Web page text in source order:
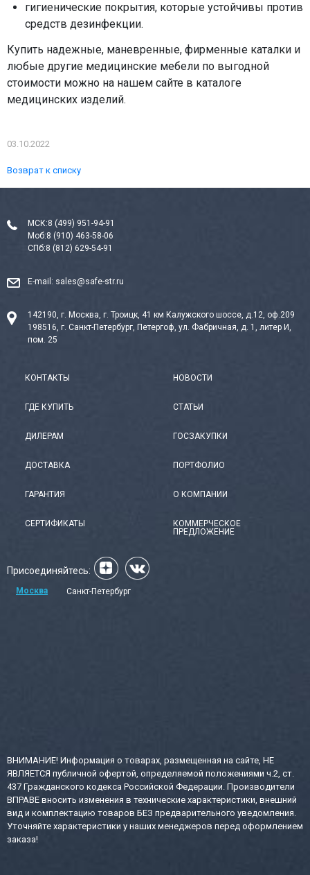
гигиенические покрытия, которые устойчивы против
средств дезинфекции.
Купить надежные, маневренные, фирменные каталки и
любые другие медицинские мебели по выгодной
стоимости можно на нашем сайте в каталоге
медицинских изделий.
03.10.2022
Возврат к списку
МСК:8 (499) 951-94-91
Моб:8 (910) 463-58-06
СПб:8 (812) 629-54-91
E-mail: sales@safe-str.ru
142190, г. Москва, г. Троицк, 41 км Калужского шоссе, д.12, оф.209
198516, г. Санкт-Петербург, Петергоф, ул. Фабричная, д. 1, литер И,
пом. 25
КОНТАКТЫ
ГДЕ КУПИТЬ
ДИЛЕРАМ
ДОСТАВКА
ГАРАНТИЯ
СЕРТИФИКАТЫ
НОВОСТИ
СТАТЬИ
ГОСЗАКУПКИ
ПОРТФОЛИО
О КОМПАНИИ
КОММЕРЧЕСКОЕ
ПРЕДЛОЖЕНИЕ
Присоединяйтесь:
Москва Санкт-Петербург
ВНИМАНИЕ! Информация о товарах, размещенная на сайте, НЕ
ЯВЛЯЕТСЯ публичной офертой, определяемой положениями ч.2, ст.
437 Гражданского кодекса Российской Федерации. Производители
ВПРАВЕ вносить изменения в технические характеристики, внешний
вид и комплектацию товаров БЕЗ предварительного уведомления.
Уточняйте характеристики у наших менеджеров перед оформлением
заказа!